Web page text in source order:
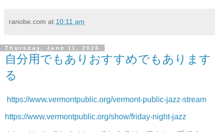
ranobe.com at 10:11 am
Thursday, June 11, 2026
自分用でもありおすすめでもあります
る
https://www.vermontpublic.org/vermont-public-jazz-stream
https://www.vermontpublic.org/show/friday-night-jazz